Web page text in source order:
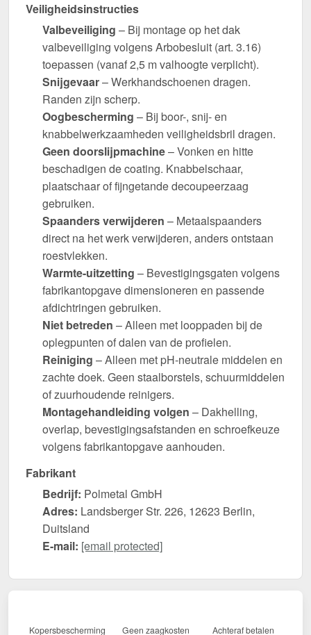
Veiligheidsinstructies
Valbeveiliging – Bij montage op het dak
valbeveiliging volgens Arbobesluit (art. 3.16)
toepassen (vanaf 2,5 m valhoogte verplicht).
Snijgevaar– Werkhandschoenen dragen.
Randen zijn scherp.
Oogbescherming – Bij boor-, snij- en
knabbelwerkzaamheden veiligheidsbril dragen.
Geen doorslijpmachine– Vonken en hitte
beschadigen de coating. Knabbelschaar,
plaatschaar of fijngetande decoupeerzaag
gebruiken.
Spaanders verwijderen – Metaalspaanders
direct na het werk verwijderen, anders ontstaan
roestvlekken.
Warmte-uitzetting – Bevestigingsgaten volgens
fabrikantopgave dimensioneren en passende
afdichtringen gebruiken.
Niet betreden – Alleen met looppaden bij de
oplegpunten of dalen van de profielen.
Reiniging – Alleen met pH-neutrale middelen en
zachte doek. Geen staalborstels, schuurmiddelen
of zuurhoudende reinigers.
Montagehandleiding volgen – Dakhelling,
overlap, bevestigingsafstanden en schroefkeuze
volgens fabrikantopgave aanhouden.
Fabrikant
Bedrijf: Polmetal GmbH
Adres: Landsberger Str. 226, 12623 Berlin,
Duitsland
E-mail: [email protected]
Kopersbescherming Geen zaagkosten Achteraf betalen